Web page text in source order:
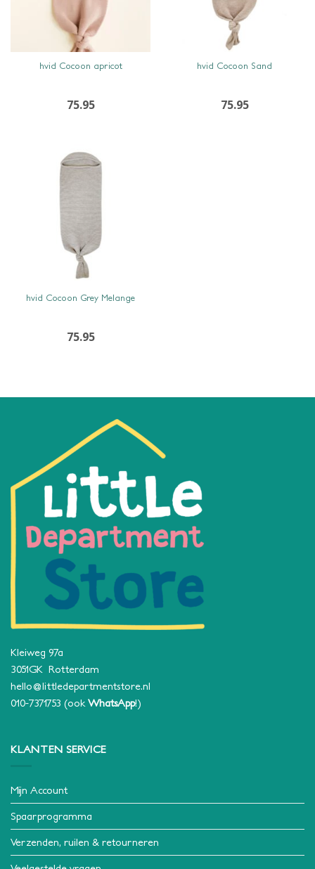
hvid Cocoon apricot
75.95
hvid Cocoon Sand
75.95
hvid Cocoon Grey Melange
75.95
Kleiweg 97a
3051GK Rotterdam
hello@littledepartmentstore.nl
010-7371753 (ook WhatsApp!)
KLANTEN SERVICE
Mijn Account
Spaarprogramma
Verzenden, ruilen & retourneren